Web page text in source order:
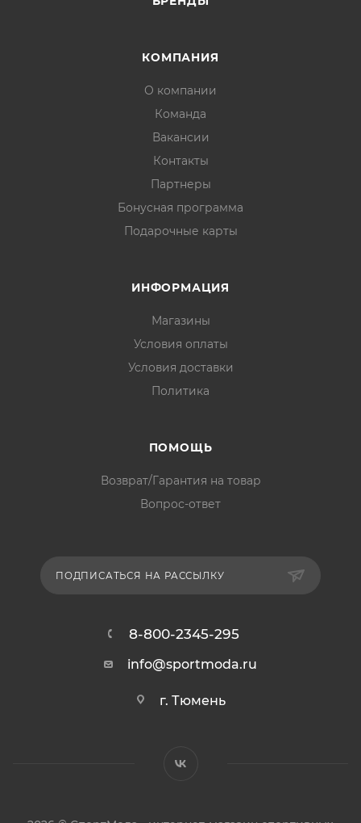
КОМПАНИЯ
О компании
Команда
Вакансии
Контакты
Партнеры
Бонусная программа
Подарочные карты
ИНФОРМАЦИЯ
Магазины
Условия оплаты
Условия доставки
Политика
ПОМОЩЬ
Возврат/Гарантия на товар
Вопрос-ответ
ПОДПИСАТЬСЯ НА РАССЫЛКУ
8-800-2345-295
info@sportmoda.ru
г. Тюмень